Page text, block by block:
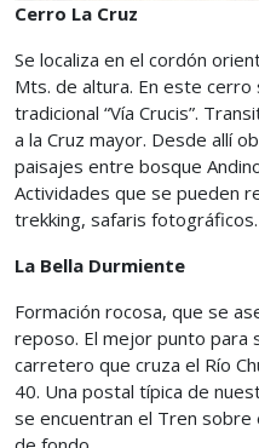
Cerro La Cruz
Se localiza en el cordón
Mts. de altura. En este
tradicional “Vía Crucis”.
a la Cruz mayor. Desde allí
paisajes entre bosque
Actividades que se pueden
trekking, safaris fotográficos.
La Bella Durmiente
Formación rocosa, que se
reposo. El mejor punto para
carretero que cruza el Río
40. Una postal típica de
se encuentran el Tren sobre